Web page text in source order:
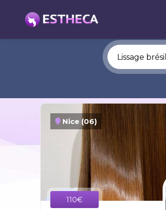
Nice (06)
110€